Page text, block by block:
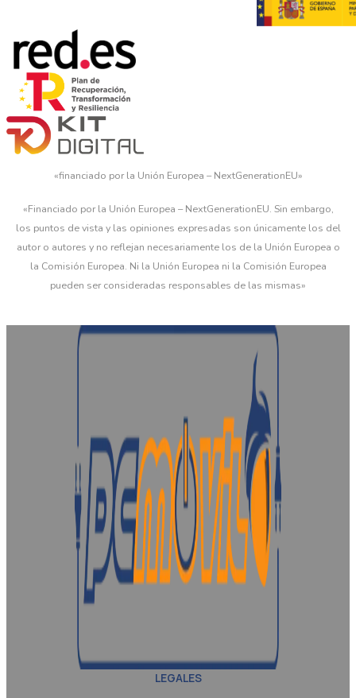
«financiado por la Unión Europea – NextGenerationEU»
«Financiado por la Unión Europea – NextGenerationEU. Sin embargo,
los puntos de vista y las opiniones expresadas son únicamente los del
autor o autores y no reflejan necesariamente los de la Unión Europea o
la Comisión Europea. Ni la Unión Europea ni la Comisión Europea
pueden ser consideradas responsables de las mismas»
LEGALES